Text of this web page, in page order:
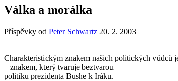
Válka a morálka
Příspěvky od Peter Schwartz 20. 2. 2003
Charakteristickým znakem našich politických vůdců
– znakem, který tvaruje beztvarou
politiku prezidenta Bushe k Iráku.